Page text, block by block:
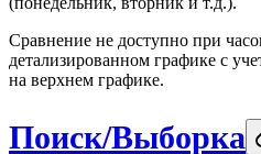
Сравнение не доступно при
детализированном графике с
на верхнем графике.
Поиск/Выборка